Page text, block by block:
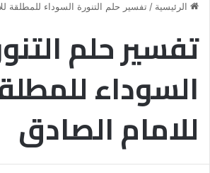
الرئيسية / تفسير حلم التنورة السوداء للمطلقة
تفسير حلم
السوداء
للامام الصادق